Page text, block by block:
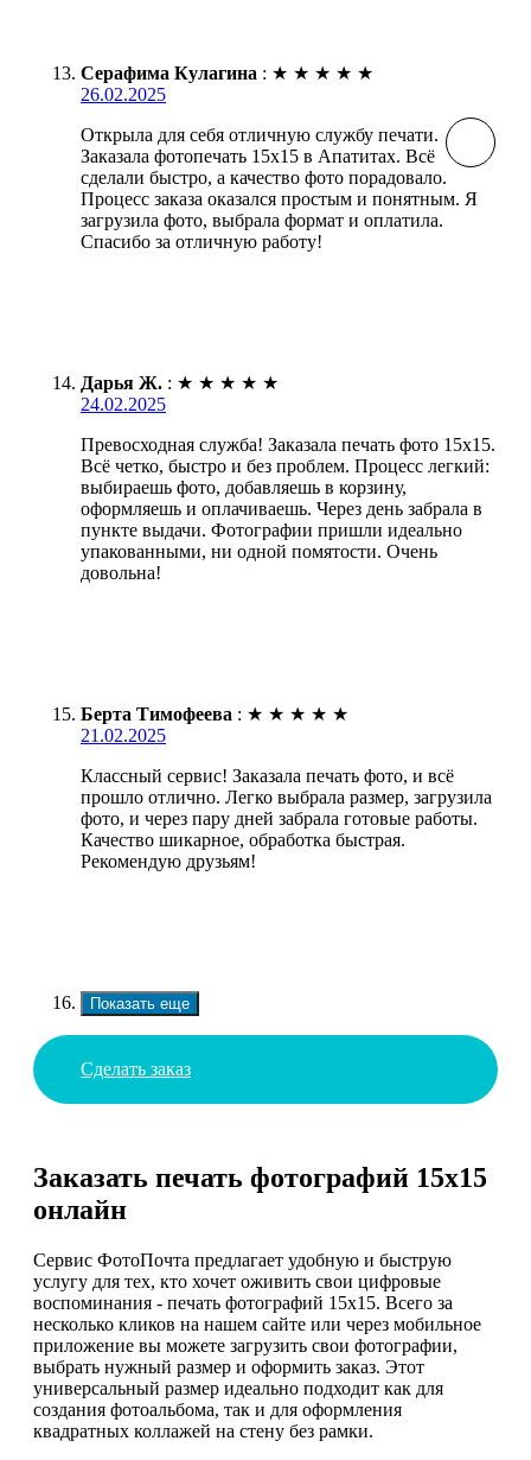
Серафима Кулагина : ★ ★ ★ ★ ★
26.02.2025
Открыла для себя отличную службу печати.
Заказала фотопечать 15х15 в Апатитах. Всё
сделали быстро, а качество фото порадовало.
Процесс заказа оказался простым и понятным. Я
загрузила фото, выбрала формат и оплатила.
Спасибо за отличную работу!
Дарья Ж. : ★ ★ ★ ★ ★
24.02.2025
Превосходная служба! Заказала печать фото 15х15.
Всё четко, быстро и без проблем. Процесс легкий:
выбираешь фото, добавляешь в корзину,
оформляешь и оплачиваешь. Через день забрала в
пункте выдачи. Фотографии пришли идеально
упакованными, ни одной помятости. Очень
довольна!
Берта Тимофеева : ★ ★ ★ ★ ★
21.02.2025
Классный сервис! Заказала печать фото, и всё
прошло отлично. Легко выбрала размер, загрузила
фото, и через пару дней забрала готовые работы.
Качество шикарное, обработка быстрая.
Рекомендую друзьям!
Показать еще
Сделать заказ
Заказать печать фотографий 15х15
онлайн
Сервис ФотоПочта предлагает удобную и быструю
услугу для тех, кто хочет оживить свои цифровые
воспоминания - печать фотографий 15х15. Всего за
несколько кликов на нашем сайте или через мобильное
приложение вы можете загрузить свои фотографии,
выбрать нужный размер и оформить заказ. Этот
универсальный размер идеально подходит как для
создания фотоальбома, так и для оформления
квадратных коллажей на стену без рамки.